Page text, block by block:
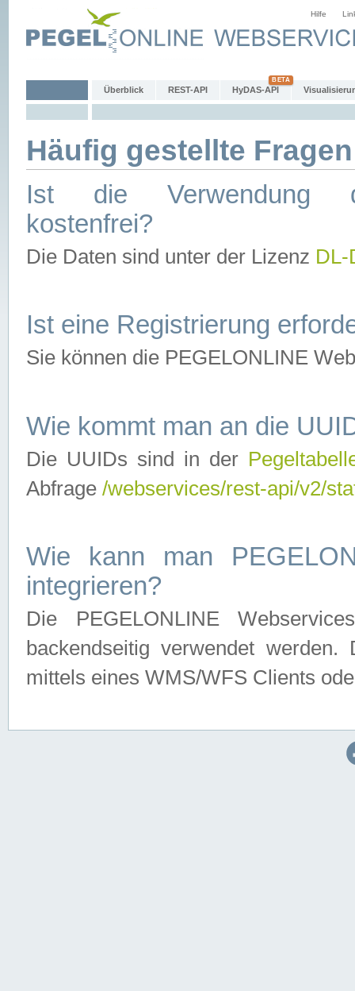
Hilfe
Überblick REST-API HyDAS-API
Häufig gestellte
Ist die Verwendung
kostenfrei?
Die Daten sind unter der Lizenz
Ist eine Registrierung
Sie können die PEGELONLINE
Wie kommt man an die
Die UUIDs sind in der
Abfrage /webservices/rest-api/v2/
Wie kann man
integrieren?
Die PEGELONLINE
backendseitig verwendet
mittels eines WMS/WFS Clients